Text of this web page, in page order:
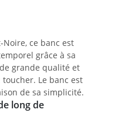
ce banc est
grâce à sa
grande qualité et
Le banc est
de sa simplicité.
long de